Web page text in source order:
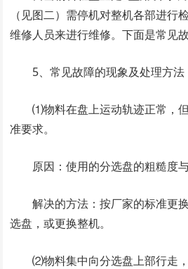
（见图二）需停机对整机各部进行
维修人员来进行维修。下面是常见
5、常见故障的现象及处理方法
⑴物料在盘上运动轨迹正常，
准要求。
原因：使用的分选盘的粗糙度
解决的方法：按厂家的标准更
选盘，或更换整机。
⑵物料集中向分选盘上部行走